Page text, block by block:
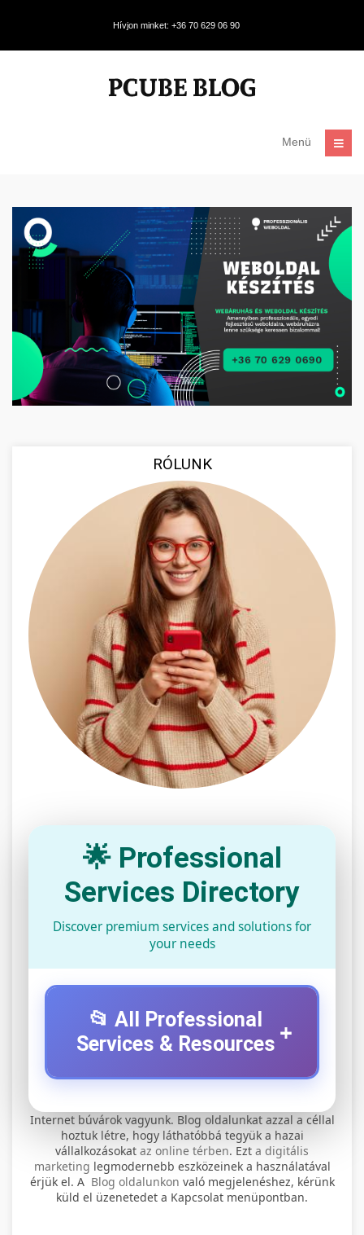
Hívjon minket: +36 70 629 06 90
Menü
RÓLUNK
🌟 Professional
Services Directory
Discover premium services and solutions for
your needs
📂 All Professional
Services & Resources +
szervíz
+
Professional electric scooter repair and
maintenance services. Expert technicians
provide quality service for all major brands and
📊 2. online marketing
ügynökség
+
Internet búvárok vagyunk. Blog oldalunkat azzal a céllal
hoztuk létre, hogy láthatóbbá tegyük a hazai
vállalkozásokat az online térben. Ezt a digitális
marketing legmodernebb eszközeinek a használatával
érjük el. A Blog oldalunkon való megjelenéshez, kérünk
küld el üzenetedet a Kapcsolat menüpontban.